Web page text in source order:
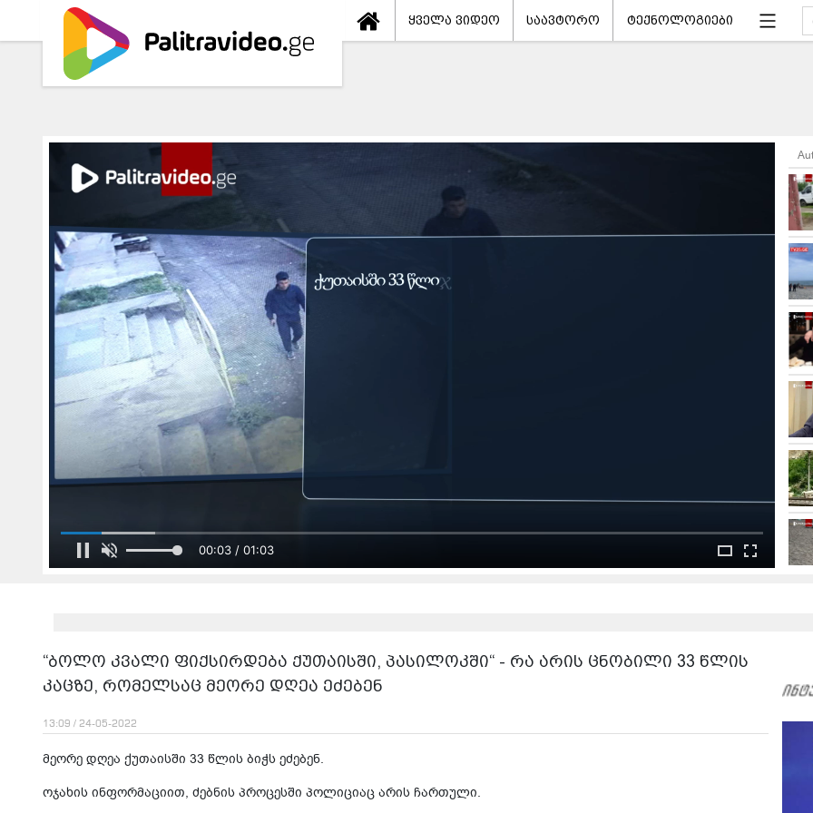
ყველა ვიდეო საავტორო ტექნოლოგიები
00:03 / 01:03
“ბოლო კვალი ფიქსირდება ქუთაისში, პასილოკში“ - რა არის ცნობილი 33 წლის
კაცზე, რომელსაც მეორე დღეა ეძებენ
13:09 / 24-05-2022
მეორე დღეა ქუთაისში 33 წლის ბიჭს ეძებენ.
ოჯახის ინფორმაციით, ძებნის პროცესში პოლიციაც არის ჩართული.